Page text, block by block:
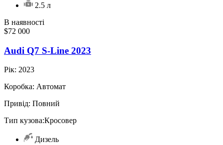
2.5 л
В наявності
$72 000
Audi Q7 S-Line 2023
Рік: 2023
Коробка: Автомат
Привід: Повний
Тип кузова:Кросовер
Дизель